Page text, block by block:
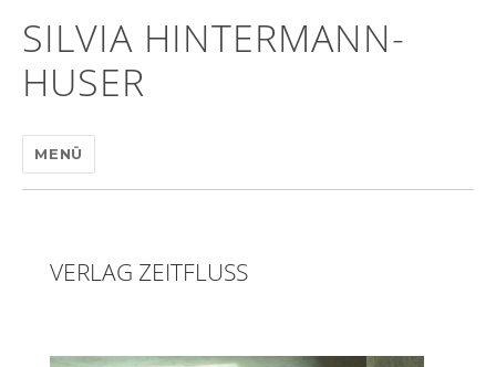
SILVIA HINTERMANN-
HUSER
MENÜ
VERLAG ZEITFLUSS